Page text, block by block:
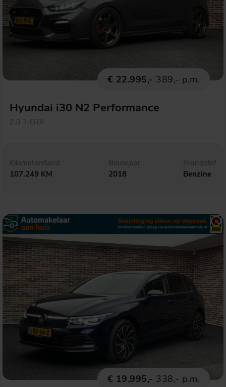
€ 22.995,- 389,- p.m.
Hyundai i30 N2 Performance
2.0 T-GDI
Kilometerstand
107.249 KM
Bouwjaar
2018
Brandstof
Benzine
€ 19.995,- 338,- p.m.